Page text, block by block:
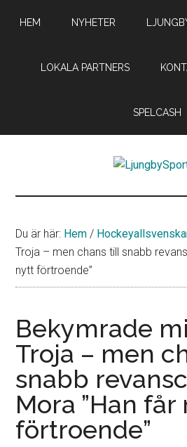
HEM NYHETER
LOKALA PARTNERS
SPELCASH
om
Troja
Ljungby
Du är här: Hem /
Troja – men chans till snabb
nytt förtroende”
Bekymrade
Troja – men
snabb
Mora ”Han
förtroende”